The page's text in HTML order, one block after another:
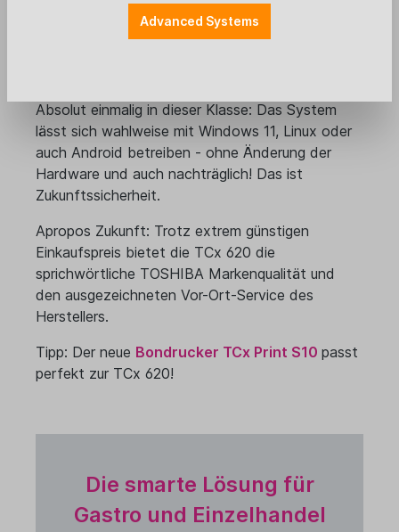
ergonomisch perfekte Ausrichtung als auch
Absolut einmalig in dieser Klasse: Das System
lässt sich wahlweise mit Windows 11, Linux oder
auch Android betreiben - ohne Änderung der
Hardware und auch nachträglich! Das ist
Zukunftssicherheit.
Apropos Zukunft: Trotz extrem günstigen
Einkaufspreis bietet die TCx 620 die
sprichwörtliche TOSHIBA Markenqualität und
den ausgezeichneten Vor-Ort-Service des
Herstellers.
Tipp: Der neue Bondrucker TCx Print S10 passt
perfekt zur TCx 620!
Die smarte Lösung für
Gastro und Einzelhandel
Advanced Systems